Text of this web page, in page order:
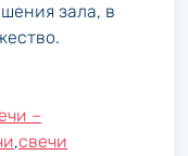
зала, в
–
,свечи